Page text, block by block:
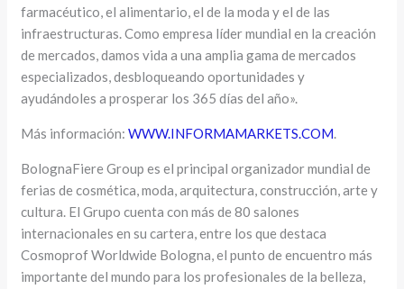
farmacéutico, el alimentario, el de la moda y el de las
infraestructuras. Como empresa líder mundial en la creación
de mercados, damos vida a una amplia gama de mercados
especializados, desbloqueando oportunidades y
ayudándoles a prosperar los 365 días del año».
Más información:WWW.INFORMAMARKETS.COM.
BolognaFiere Group es el principal organizador mundial de
ferias de cosmética, moda, arquitectura, construcción, arte y
cultura. El Grupo cuenta con más de 80 salones
internacionales en su cartera, entre los que destaca
Cosmoprof Worldwide Bologna, el punto de encuentro más
importante del mundo para los profesionales de la belleza,